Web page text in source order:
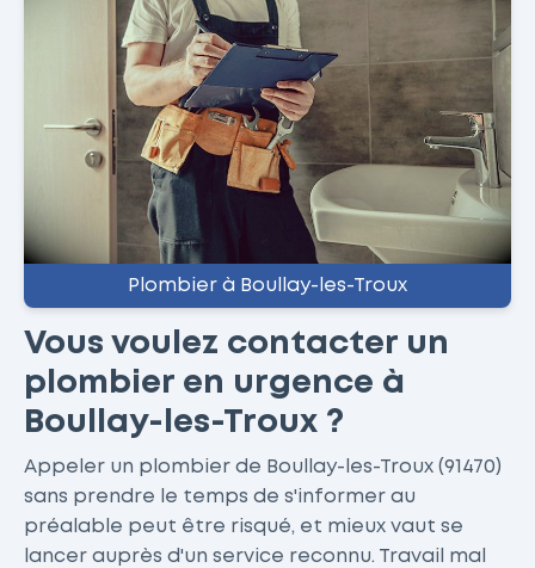
Plombier à Boullay-les-Troux
Vous voulez contacter un
plombier en urgence à
Boullay-les-Troux ?
Appeler un plombier de Boullay-les-Troux (91470)
sans prendre le temps de s'informer au
préalable peut être risqué, et mieux vaut se
lancer auprès d'un service reconnu. Travail mal